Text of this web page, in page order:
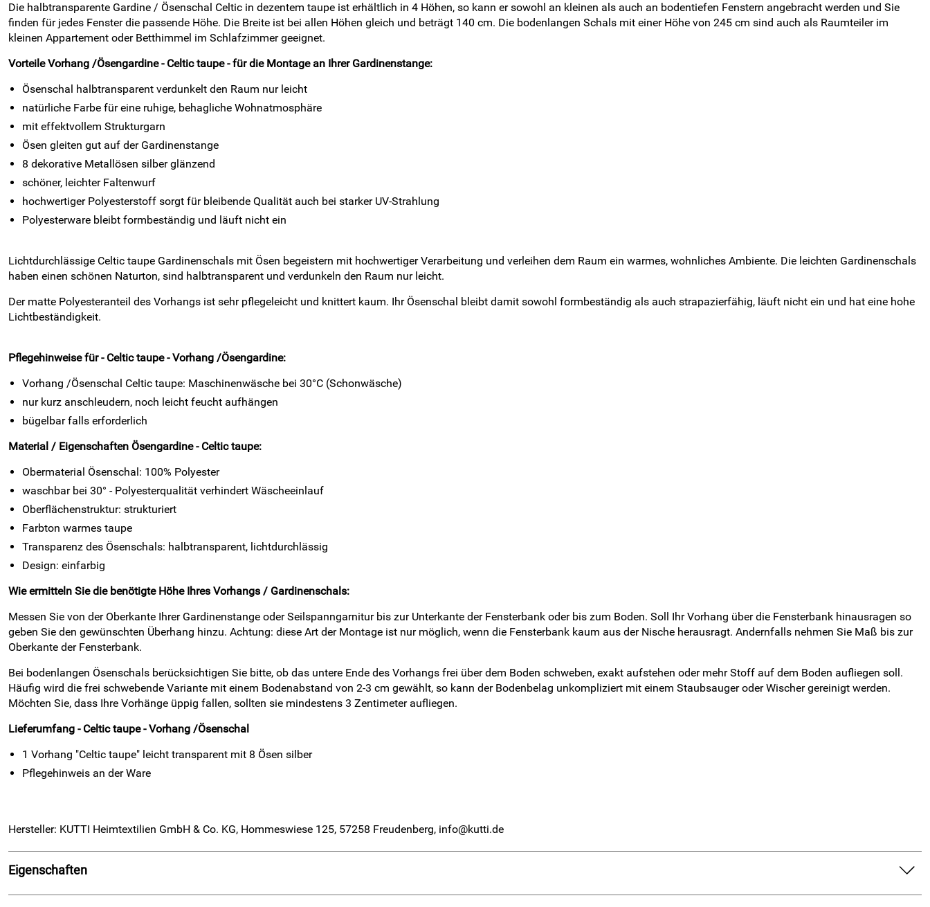
Die halbtransparente Gardine / Ösenschal Celtic in dezentem taupe ist erhältlich in 4 Höhen, so kann er sowohl an kleinen als auch an bodentiefen Fenstern angebracht werden und Sie
finden für jedes Fenster die passende Höhe. Die Breite ist bei allen Höhen gleich und beträgt 140 cm. Die bodenlangen Schals mit einer Höhe von 245 cm sind auch als Raumteiler im
kleinen Appartement oder Betthimmel im Schlafzimmer geeignet.
Vorteile Vorhang /Ösengardine- Celtic taupe -für die Montage an Ihrer Gardinenstange:
Ösenschal halbtransparent verdunkelt den Raum nur leicht
natürliche Farbe für eine ruhige, behagliche Wohnatmosphäre
mit effektvollem Strukturgarn
Ösen gleiten gut auf der Gardinenstange
8 dekorative Metallösen silber glänzend
schöner, leichter Faltenwurf
hochwertiger Polyesterstoff sorgt für bleibende Qualität auch bei starker UV-Strahlung
Polyesterware bleibt formbeständig und läuft nicht ein
Lichtdurchlässige Celtic taupe Gardinenschals mit Ösen begeistern mit hochwertiger Verarbeitung und verleihen dem Raum ein warmes, wohnliches Ambiente. Die leichten Gardinenschals
haben einen schönen Naturton, sind halbtransparent und verdunkeln den Raum nur leicht.
Der matte Polyesteranteil des Vorhangs ist sehr pflegeleicht und knittert kaum. Ihr Ösenschal bleibt damit sowohl formbeständig als auch strapazierfähig, läuft nicht ein und hat eine hohe
Lichtbeständigkeit.
Pflegehinweise für - Celtic taupe - Vorhang /Ösengardine:
Vorhang /Ösenschal Celtic taupe: Maschinenwäsche bei 30°C (Schonwäsche)
nur kurz anschleudern, noch leicht feucht aufhängen
bügelbar falls erforderlich
Material / Eigenschaften Ösengardine - Celtic taupe:
Obermaterial Ösenschal: 100% Polyester
waschbar bei 30° - Polyesterqualität verhindert Wäscheeinlauf
Oberflächenstruktur: strukturiert
Farbton warmes taupe
Transparenz des Ösenschals: halbtransparent, lichtdurchlässig
Design: einfarbig
Wie ermitteln Sie die benötigte Höhe Ihres Vorhangs / Gardinenschals:
Messen Sie von der Oberkante Ihrer Gardinenstange oder Seilspanngarnitur bis zur Unterkante der Fensterbank oder bis zum Boden. Soll Ihr Vorhang über die Fensterbank hinausragen so
geben Sie den gewünschten Überhang hinzu. Achtung: diese Art der Montage ist nur möglich, wenn die Fensterbank kaum aus der Nische herausragt. Andernfalls nehmen Sie Maß bis zur
Oberkante der Fensterbank.
Bei bodenlangen Ösenschals berücksichtigen Sie bitte, ob das untere Ende des Vorhangs frei über dem Boden schweben, exakt aufstehen oder mehr Stoff auf dem Boden aufliegen soll.
Häufig wird die frei schwebende Variante mit einem Bodenabstand von 2-3 cm gewählt, so kann der Bodenbelag unkompliziert mit einem Staubsauger oder Wischer gereinigt werden.
Möchten Sie, dass Ihre Vorhänge üppig fallen, sollten sie mindestens 3 Zentimeter aufliegen.
Lieferumfang - Celtic taupe - Vorhang /Ösenschal
1 Vorhang "Celtic taupe" leicht transparent mit 8 Ösen silber
Pflegehinweis an der Ware
Hersteller: KUTTI Heimtextilien GmbH & Co. KG, Hommeswiese 125, 57258 Freudenberg, info@kutti.de
Eigenschaften
Details